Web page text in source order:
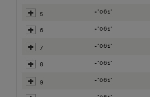
5 ="061"
6 ="061"
7 ="061"
8 ="061"
9 ="061"